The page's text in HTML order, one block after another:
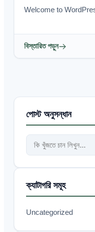
Welcome to
বিস্তারিত পড়ুন
পোস্ট অনুসন্ধান
ক্যাটাগরি সমূহ
Uncategorized